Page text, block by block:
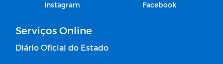
Instagram Facebook
Serviços Online
Diário Oficial do Estado